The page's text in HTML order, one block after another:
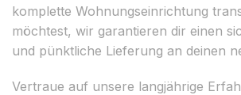
komplette Wohnungseinrichtung
möchtest, wir garantieren dir einen
und pünktliche Lieferung an deinen
Vertraue auf unsere langjährige